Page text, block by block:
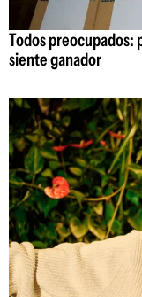
Todos preocupados:
siente ganador